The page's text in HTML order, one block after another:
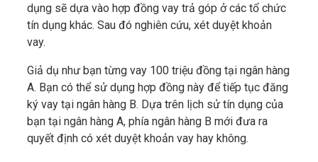
dụng sẽ dựa vào hợp đồng vay trả góp ở các tổ chức
tín dụng khác. Sau đó nghiên cứu, xét duyệt khoản
vay.
Giả dụ như bạn từng vay 100 triệu đồng tại ngân hàng
A. Bạn có thể sử dụng hợp đồng này để tiếp tục đăng
ký vay tại ngân hàng B. Dựa trên lịch sử tín dụng của
bạn tại ngân hàng A, phía ngân hàng B mới đưa ra
quyết định có xét duyệt khoản vay hay không.